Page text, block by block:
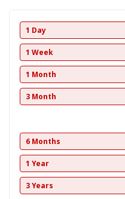
1 Day
1 Week
1 Month
3 Month
6 Months
1 Year
3 Years